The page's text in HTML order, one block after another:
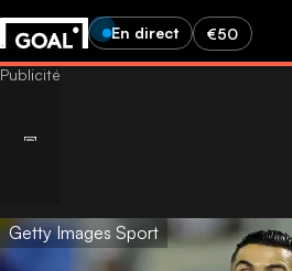
En direct €50
Getty Images Sport